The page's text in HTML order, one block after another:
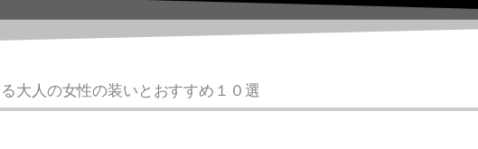
大人の女性の装いとおすすめ１０選